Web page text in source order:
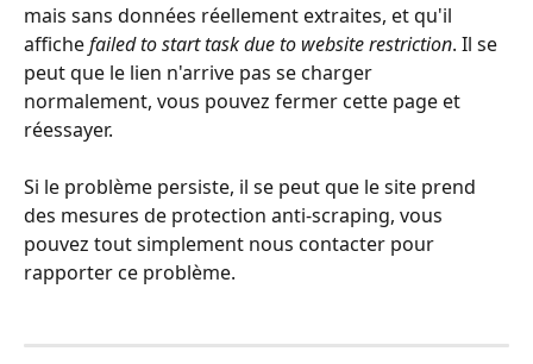
mais sans données réellement extraites, et qu'il
affiche failed to start task due to website restriction. Il se
peut que le lien n'arrive pas se charger
normalement, vous pouvez fermer cette page et
réessayer.
Si le problème persiste, il se peut que le site prend
des mesures de protection anti-scraping, vous
pouvez tout simplement nous contacter pour
rapporter ce problème.